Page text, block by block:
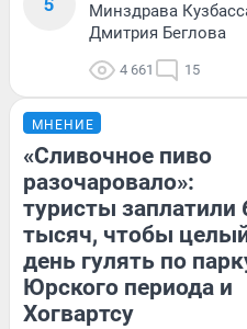
Минздрава
Дмитрия Беглова
4 661 15
МНЕНИЕ
«Сливочное пиво
разочаровало»:
туристы заплатили
тысяч, чтобы
день гулять по
Юрского периода и
Хогвартсу